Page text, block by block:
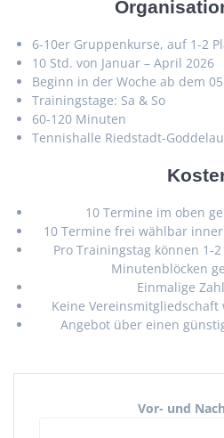
6-10er Gruppenkurse, auf 1-2
10 Std. von Januar – April 2026
Beginn in der Woche ab dem
Trainingstage: Sa & So
60-120 Minuten
Tennishalle Riedstadt-Goddelau
10 Termine im oben
10 Termine frei wählbar
Pro Trainingstag können 1-
Minutenblöcken
Einmalige
Keine
Angebot über einen
Vor- und